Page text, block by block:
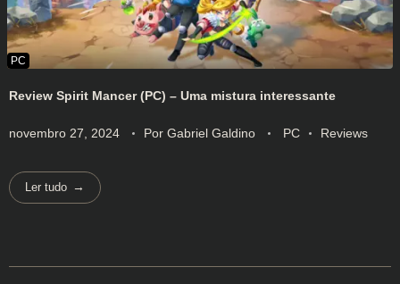
Review Spirit Mancer (PC) – Uma mistura interessante
novembro 27, 2024 Por Gabriel Galdino PC Reviews
Ler tudo